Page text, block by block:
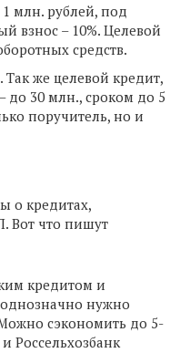
1 млн. рублей, под
взнос – 10%. Целевой
средств.
же целевой кредит,
до 30 млн., сроком до 5
поручитель, но и
о кредитах,
Вот что пишут
кредитом и
нужно
сэкономить до 5-
Россельхозбанк